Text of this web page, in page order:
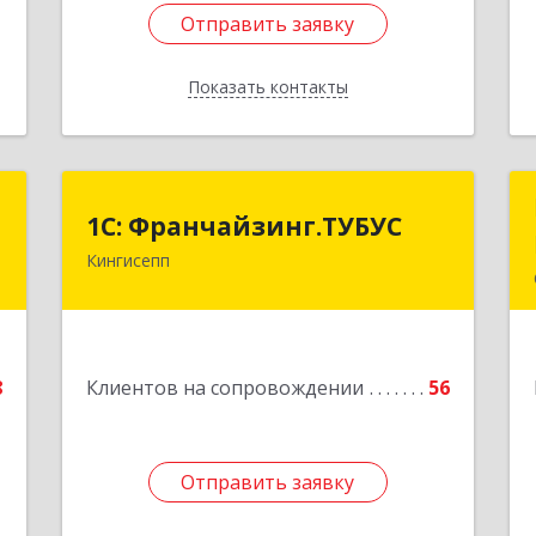
Отправить заявку
Показать контакты
Отправить заявку
Назад
1С: Франчайзинг.ТУБУС
Кингисепп
Клиентов на сопровождении 56
Отправить заявку
1С: Франчайзинг.ТУБУС
Отправить заявку